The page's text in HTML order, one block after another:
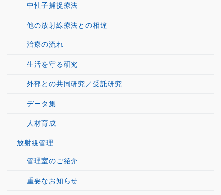
中性子捕捉療法
他の放射線療法との相違
治療の流れ
生活を守る研究
外部との共同研究／受託研究
データ集
人材育成
放射線管理
管理室のご紹介
重要なお知らせ